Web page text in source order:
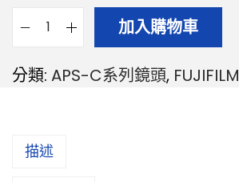
加入購物車
分類: APS-C系列鏡頭, FUJIFILM
描述